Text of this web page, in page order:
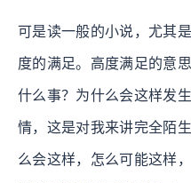
可是读一般的小说，尤其
度的满足。高度满足的意
什么事？为什么会这样发
情，这是对我来讲完全陌
么会这样，怎么可能这样